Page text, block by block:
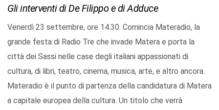
Gli interventi di De Filippo e di Adduce
Venerdì 23 settembre, ore 14.30. Comincia Materadio, la
grande festa di Radio Tre che invade Matera e porta la
città dei Sassi nelle case degli italiani appassionati di
cultura, di libri, teatro, cinema, musica, arte, e altro ancora.
Materadio è il punto di partenza della candidatura di Matera
a capitale europea della cultura. Un titolo che verrà